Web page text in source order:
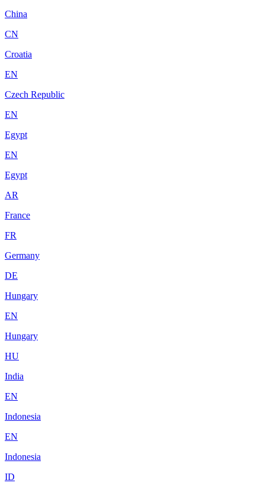
China
CN
Croatia
EN
Czech Republic
EN
Egypt
EN
Egypt
AR
France
FR
Germany
DE
Hungary
EN
Hungary
HU
India
EN
Indonesia
EN
Indonesia
ID